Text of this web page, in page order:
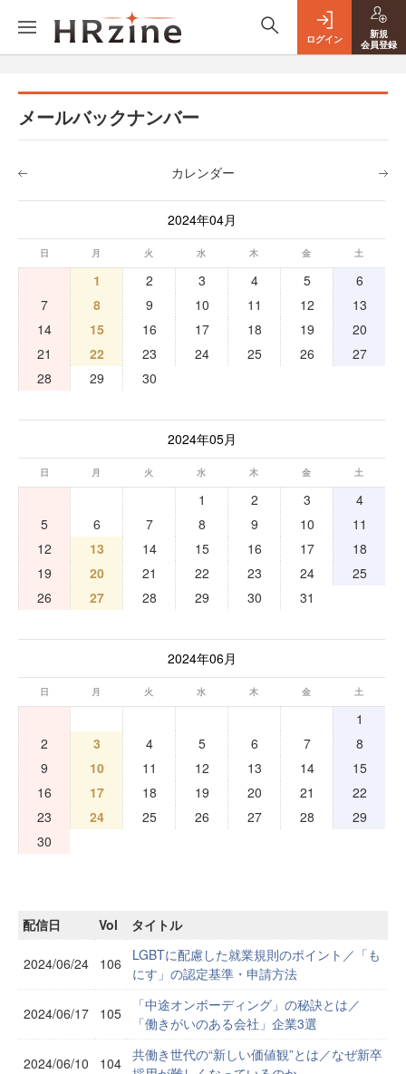
ログイン
新規
会員登録
メールバックナンバー
カレンダー
2024年04月
日 月 火 水 木 金 土
1 2 3 4 5
6
7
8 9 10 11 12
13
14
15 16 17 18 19
20
21
22 23 24 25 26
27
28
29 30
2024年05月
日 月 火 水 木 金 土
1 2 3
4
5
6 7 8 9 10
11
12
13 14 15 16 17
18
19
20 21 22 23 24
25
26
27 28 29 30 31
2024年06月
日 月 火 水 木 金 土
1
2
3 4 5 6 7
8
9
10 11 12 13 14
15
16
17 18 19 20 21
22
23
24 25 26 27 28
29
30
配信日 Vol タイトル
2024/06/24 106
LGBTに配慮した就業規則のポイント／「も
にす」の認定基準・申請方法
2024/06/17 105
「中途オンボーディング」の秘訣とは／
「働きがいのある会社」企業3選
2024/06/10 104 共働き世代の“新しい価値観”とは／なぜ新卒